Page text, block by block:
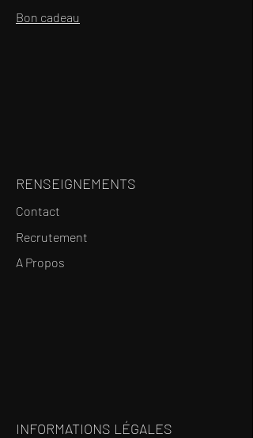
Bon cadeau
RENSEIGNEMENTS
Contact
Recrutement
A Propos
INFORMATIONS LÉGALES